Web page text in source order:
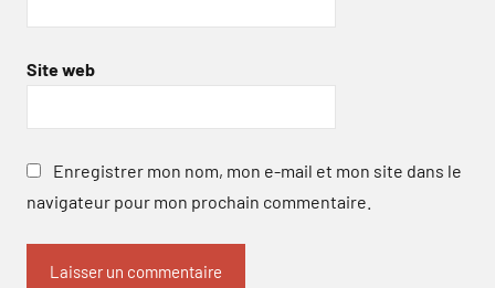
Site web
Enregistrer mon nom, mon e-mail et mon site dans le
navigateur pour mon prochain commentaire.